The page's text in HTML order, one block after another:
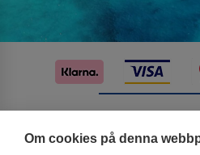
Om cookies på denna